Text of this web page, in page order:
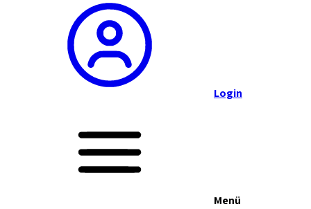
Login
Menü